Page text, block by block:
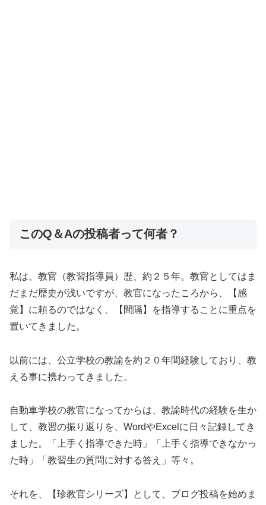
このQ＆Aの投稿者って何者？
私は、教官（教習指導員）歴、約２５年。教官としてはま
だまだ歴史が浅いですが、教官になったころから、【感
覚】に頼るのではなく、【間隔】を指導することに重点を
置いてきました。
以前には、公立学校の教諭を約２０年間経験しており、教
える事に携わってきました。
自動車学校の教官になってからは、教諭時代の経験を生か
して、教習の振り返りを、WordやExcelに日々記録してき
ました。「上手く指導できた時」「上手く指導できなかっ
た時」「教習生の質問に対する答え」等々。
それを、【珍教官シリーズ】として、ブログ投稿を始めま